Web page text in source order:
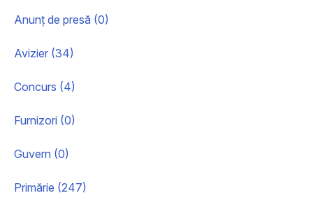
Anunț de presă (0)
Avizier (34)
Concurs (4)
Furnizori (0)
Guvern (0)
Primărie (247)